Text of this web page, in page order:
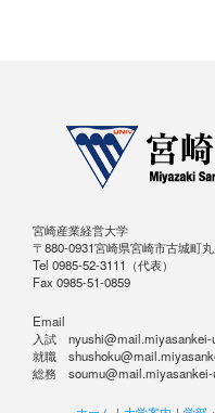
宮崎産業経営大学
〒880-0931宮崎県宮崎市古城町
Tel 0985-52-3111（代表）
Fax 0985-51-0859
Email
入試 nyushi@mail.miyasankei-
就職
総務 soumu@mail.miyasankei-